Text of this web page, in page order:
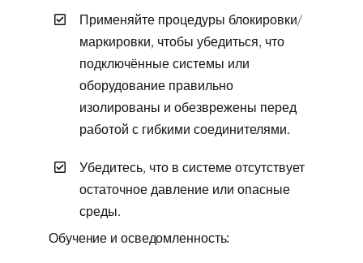
Применяйте процедуры блокировки/
маркировки, чтобы убедиться, что
подключённые системы или
оборудование правильно
изолированы и обезврежены перед
работой с гибкими соединителями.
Убедитесь, что в системе отсутствует
остаточное давление или опасные
среды.
Обучение и осведомленность: